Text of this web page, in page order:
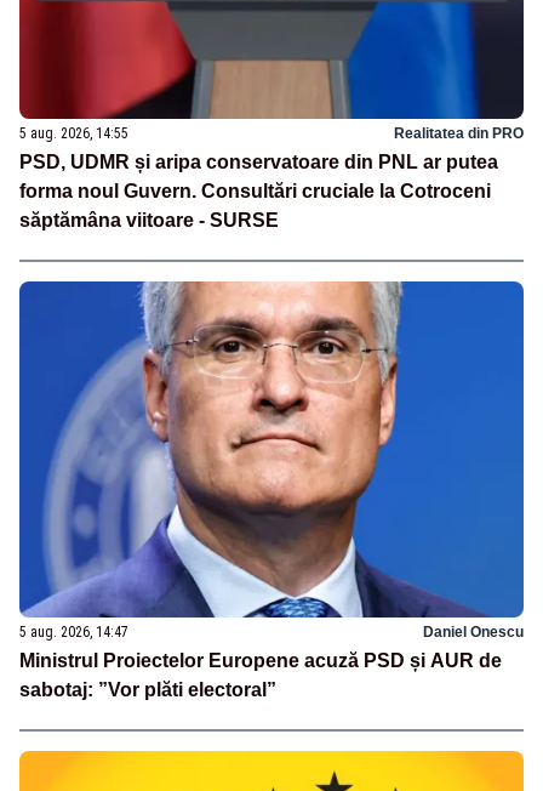
5 aug. 2026, 14:55 Realitatea din PRO
PSD, UDMR și aripa conservatoare din PNL ar putea
forma noul Guvern. Consultări cruciale la Cotroceni
săptămâna viitoare - SURSE
5 aug. 2026, 14:47 Daniel Onescu
Ministrul Proiectelor Europene acuză PSD și AUR de
sabotaj: ”Vor plăti electoral”